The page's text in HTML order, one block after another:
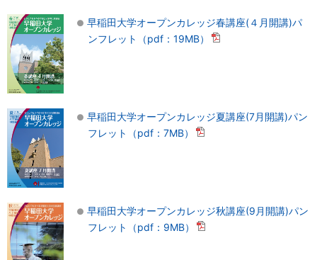
早稲田大学オープンカレッジ春講座(４月開講)パ
ンフレット（pdf：19MB）
早稲田大学オープンカレッジ夏講座(7月開講)パン
フレット（pdf：7MB）
早稲田大学オープンカレッジ秋講座(9月開講)パン
フレット（pdf：9MB）